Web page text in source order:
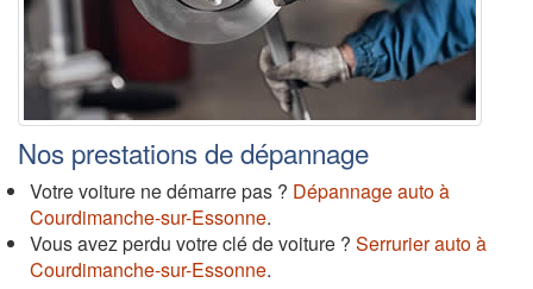
Nos prestations de dépannage
Votre voiture ne démarre pas ? Dépannage auto à
Courdimanche-sur-Essonne.
Vous avez perdu votre clé de voiture ? Serrurier auto à
Courdimanche-sur-Essonne.